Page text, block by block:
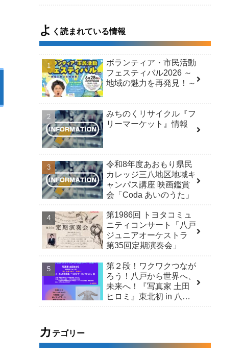
よ く読まれている情報
ボランティア・市民活動
フェスティバル2026 ～
地域の魅力を再発見！～
みちのくリサイクル『フ
リーマーケット』情報
令和8年度あおもり県民
カレッジ三八地区地域キ
ャンパス講座 映画鑑賞
会「Coda あいのうた」
第1986回 トヨタコミュ
ニティコンサート「八戸
ジュニアオーケストラ
第35回定期演奏会」
第２段！ワクワクつなが
ろう！八戸から世界へ、
未来へ！『写真家 土田
ヒロミ』東北初 in 八戸
カ テゴリー